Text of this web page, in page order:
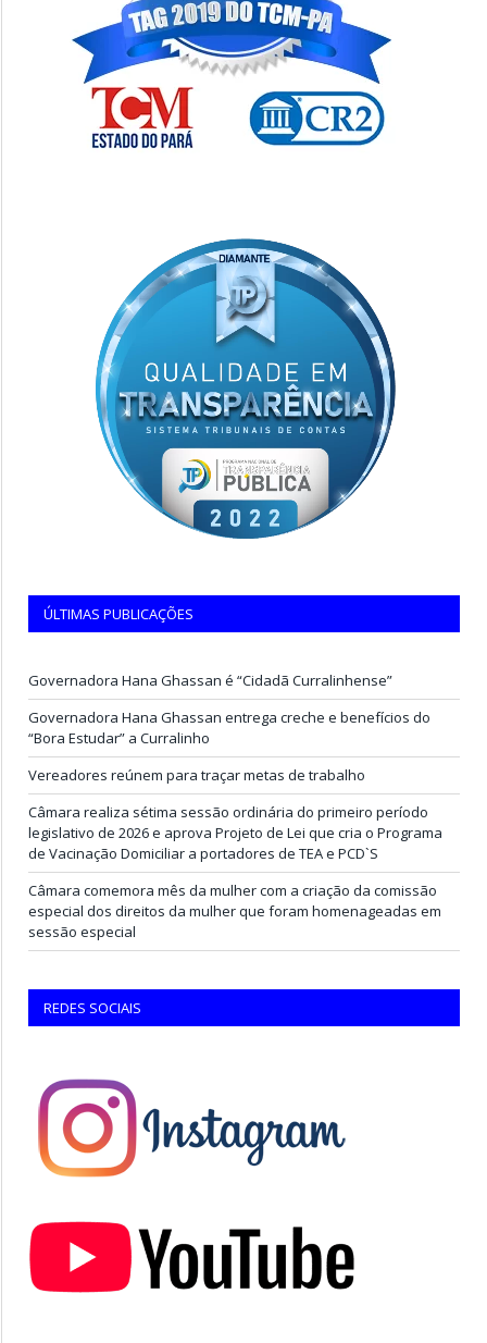
ÚLTIMAS PUBLICAÇÕES
Governadora Hana Ghassan é “Cidadã Curralinhense”
Governadora Hana Ghassan entrega creche e benefícios do
“Bora Estudar” a Curralinho
Vereadores reúnem para traçar metas de trabalho
Câmara realiza sétima sessão ordinária do primeiro período
legislativo de 2026 e aprova Projeto de Lei que cria o Programa
de Vacinação Domiciliar a portadores de TEA e PCD`S
Câmara comemora mês da mulher com a criação da comissão
especial dos direitos da mulher que foram homenageadas em
sessão especial
REDES SOCIAIS